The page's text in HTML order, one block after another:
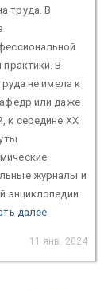
труда. В
практики. В
не имела к
или даже
к середине ХХ
журналы и
энциклопедии
далее
11 янв. 2024